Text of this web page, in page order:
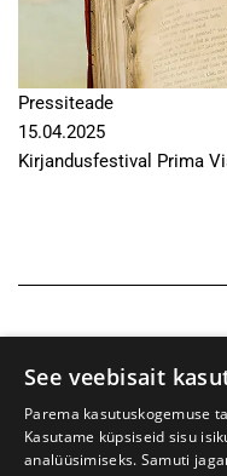
Pressiteade
15.04.2025
Kirjandusfestival Prima
See veebisait
Parema kasutuskogemuse
Kasutame küpsiseid sisu
analüüsimiseks. Samuti